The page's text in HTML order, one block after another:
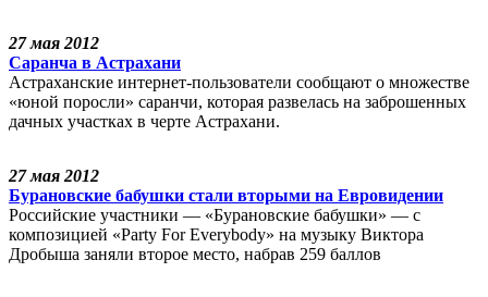
27 мая 2012
Саранча в Астрахани
Астраханские интернет-пользователи сообщают о множестве
«юной поросли» саранчи, которая развелась на заброшенных
дачных участках в черте Астрахани.
27 мая 2012
Бурановские бабушки стали вторыми на Евровидении
Российские участники — «Бурановские бабушки» — с
композицией «Party For Everybody» на музыку Виктора
Дробыша заняли второе место, набрав 259 баллов